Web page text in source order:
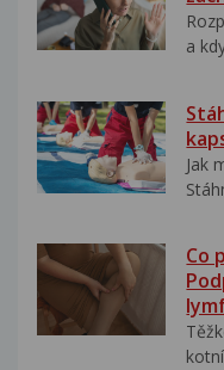
a
Jak
Co